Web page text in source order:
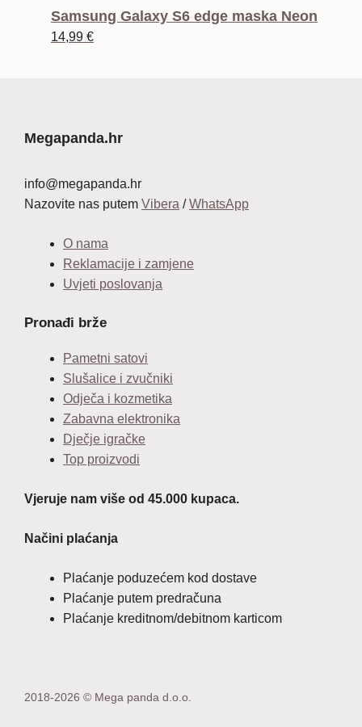
bila
14,99 €.
Samsung Galaxy S6 edge maska Neon
14,99 €
Megapanda.hr
info@megapanda.hr
Nazovite nas putem Vibera /WhatsApp
O nama
Reklamacije i zamjene
Uvjeti poslovanja
Pronađi brže
Pametni satovi
Slušalice i zvučniki
Odječa i kozmetika
Zabavna elektronika
Dječje igračke
Top proizvodi
Vjeruje nam više od 45.000 kupaca.
Načini plaćanja
Plaćanje poduzećem kod dostave
Plaćanje putem predračuna
Plaćanje kreditnom/debitnom karticom
2018-2026 © Mega panda d.o.o.